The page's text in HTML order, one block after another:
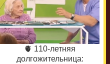
🫀 110-летняя
долгожительница: